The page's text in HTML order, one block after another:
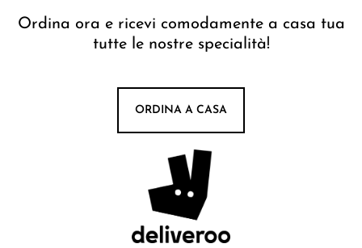
Ordina ora e ricevi comodamente a casa tua
tutte le nostre specialità!
ORDINA A CASA